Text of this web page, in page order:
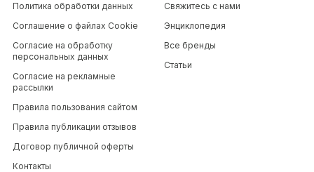
Политика обработки данных
Соглашение о файлах Cookie
Согласие на обработку
персональных данных
Согласие на рекламные
рассылки
Правила пользования сайтом
Правила публикации отзывов
Договор публичной оферты
Контакты
Свяжитесь с нами
Энциклопедия
Все бренды
Статьи